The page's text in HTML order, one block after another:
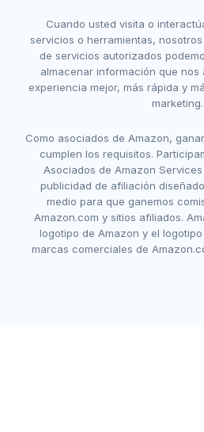
Cuando usted visita o
servicios o herramientas,
de servicios autorizados
almacenar información que
experiencia mejor, más rápida y
marketing.
Como asociados de Amazon,
cumplen los requisitos.
Asociados de Amazon
publicidad de afiliación
medio para que ganemos
Amazon.com y sitios afiliados.
logotipo de Amazon y el
marcas comerciales de